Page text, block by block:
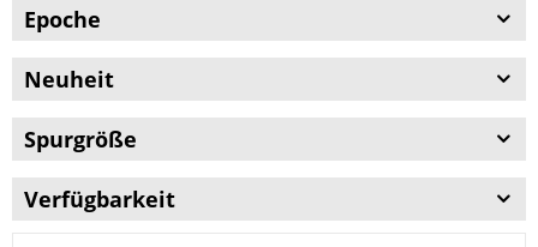
Epoche
Neuheit
Spurgröße
Verfügbarkeit